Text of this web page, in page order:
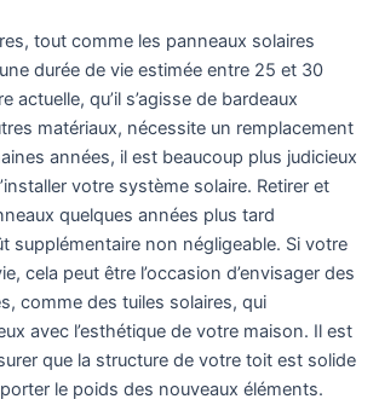
tout comme les panneaux solaires
durée de vie estimée entre 25 et 30
actuelle, qu’il s’agisse de bardeaux
matériaux, nécessite un remplacement
années, il est beaucoup plus judicieux
votre système solaire. Retirer et
quelques années plus tard
supplémentaire non négligeable. Si votre
cela peut être l’occasion d’envisager des
comme des tuiles solaires, qui
avec l’esthétique de votre maison. Il est
que la structure de votre toit est solide
le poids des nouveaux éléments.